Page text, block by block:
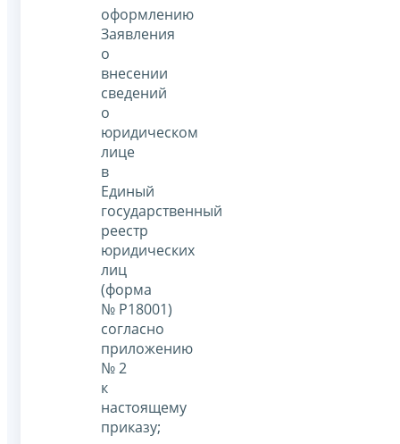
оформлению
Заявления
о
внесении
сведений
о
юридическом
лице
в
Единый
государственный
реестр
юридических
лиц
(форма
№ Р18001)
согласно
приложению
№ 2
к
настоящему
приказу;